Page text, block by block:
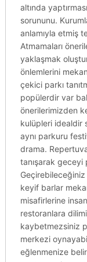
altında
sorununu.
anlamıyla etmiş
Atmamaları
yaklaşmak
önlemlerini
çekici parkı
popülerdir var
önerilerimizden
kulüpleri idealdir
aynı parkuru
drama.
tanışarak geceyi
Geçirebileceğiniz
keyif barlar
misafirlerine
restoranlara
kaybetmezsiniz
merkezi
eğlenmenize